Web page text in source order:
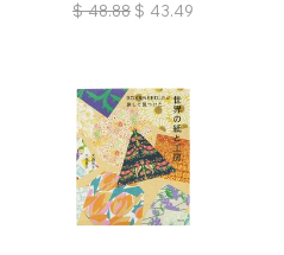
$ 48.88 $ 43.49